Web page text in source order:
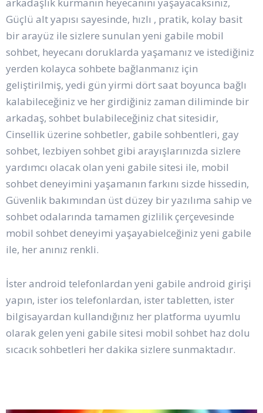
Güçlü alt yapısı sayesinde, hızlı , pratik, kolay basit
bir arayüz ile sizlere sunulan yeni gabile mobil
sohbet, heyecanı doruklarda yaşamanız ve istediğiniz
yerden kolayca sohbete bağlanmanız için
geliştirilmiş, yedi gün yirmi dört saat boyunca bağlı
kalabileceğiniz ve her girdiğiniz zaman diliminde bir
arkadaş, sohbet bulabileceğiniz chat sitesidir,
Cinsellik üzerine sohbetler, gabile sohbentleri, gay
sohbet, lezbiyen sohbet gibi arayışlarınızda sizlere
yardımcı olacak olan yeni gabile sitesi ile, mobil
sohbet deneyimini yaşamanın farkını sizde hissedin,
Güvenlik bakımından üst düzey bir yazılıma sahip ve
sohbet odalarında tamamen gizlilik çerçevesinde
mobil sohbet deneyimi yaşayabielceğiniz yeni gabile
ile, her anınız renkli.
İster android telefonlardan yeni gabile android girişi
yapın, ister ios telefonlardan, ister tabletten, ister
bilgisayardan kullandığınız her platforma uyumlu
olarak gelen yeni gabile sitesi mobil sohbet haz dolu
sıcacık sohbetleri her dakika sizlere sunmaktadır.